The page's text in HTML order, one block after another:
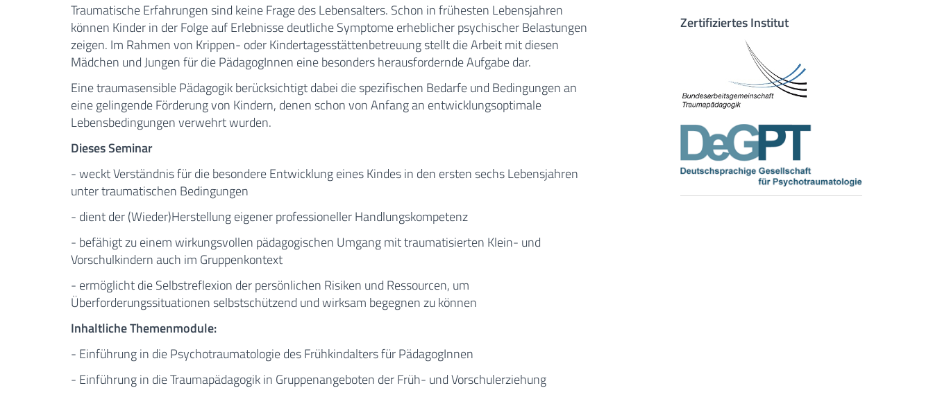
Traumatische Erfahrungen sind keine Frage des Lebensalters. Schon in frühesten Lebensjahren
können Kinder in der Folge auf Erlebnisse deutliche Symptome erheblicher psychischer Belastungen
zeigen. Im Rahmen von Krippen- oder Kindertagesstättenbetreuung stellt die Arbeit mit diesen
Mädchen und Jungen für die PädagogInnen eine besonders herausfordernde Aufgabe dar.
Eine traumasensible Pädagogik berücksichtigt dabei die spezifischen Bedarfe und Bedingungen an
eine gelingende Förderung von Kindern, denen schon von Anfang an entwicklungsoptimale
Lebensbedingungen verwehrt wurden.
Dieses Seminar
- weckt Verständnis für die besondere Entwicklung eines Kindes in den ersten sechs Lebensjahren
unter traumatischen Bedingungen
- dient der (Wieder)Herstellung eigener professioneller Handlungskompetenz
- befähigt zu einem wirkungsvollen pädagogischen Umgang mit traumatisierten Klein- und
Vorschulkindern auch im Gruppenkontext
- ermöglicht die Selbstreflexion der persönlichen Risiken und Ressourcen, um
Überforderungssituationen selbstschützend und wirksam begegnen zu können
Inhaltliche Themenmodule:
- Einführung in die Psychotraumatologie des Frühkindalters für PädagogInnen
- Einführung in die Traumapädagogik in Gruppenangeboten der Früh- und Vorschulerziehung
Zertifiziertes Institut